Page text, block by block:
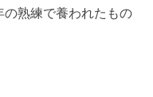
の熟練で養われたもの